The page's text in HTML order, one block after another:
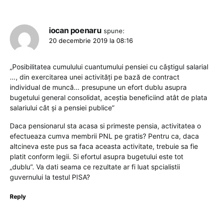
iocan poenaru spune:
20 decembrie 2019 la 08:16
„Posibilitatea cumulului cuantumului pensiei cu câştigul salarial
…, din exercitarea unei activităţi pe bază de contract
individual de muncă… presupune un efort dublu asupra
bugetului general consolidat, aceștia beneficiind atât de plata
salariului cât și a pensiei publice”
Daca pensionarul sta acasa si primeste pensia, activitatea o
efectueaza cumva membrii PNL pe gratis? Pentru ca, daca
altcineva este pus sa faca aceasta activitate, trebuie sa fie
platit conform legii. Si efortul asupra bugetului este tot
„dublu”. Va dati seama ce rezultate ar fi luat spcialistii
guvernului la testul PISA?
Reply